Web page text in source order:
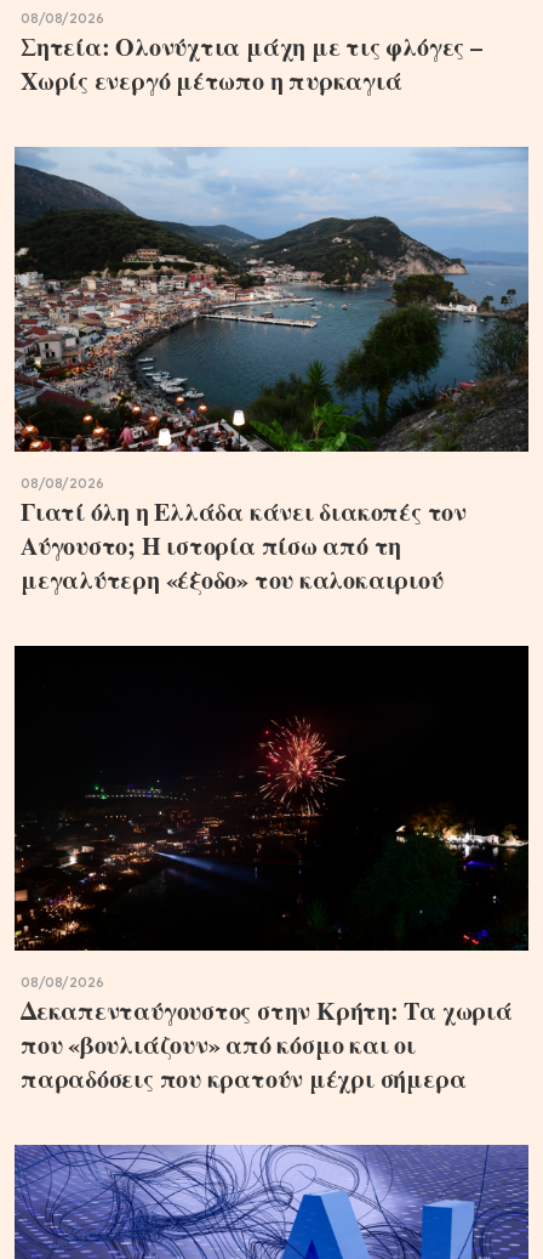
08/08/2026
Σητεία: Ολονύχτια μάχη με τις φλόγες –
Χωρίς ενεργό μέτωπο η πυρκαγιά
08/08/2026
Γιατί όλη η Ελλάδα κάνει διακοπές τον
Αύγουστο; Η ιστορία πίσω από τη
μεγαλύτερη «έξοδο» του καλοκαιριού
08/08/2026
Δεκαπενταύγουστος στην Κρήτη: Τα χωριά
που «βουλιάζουν» από κόσμο και οι
παραδόσεις που κρατούν μέχρι σήμερα